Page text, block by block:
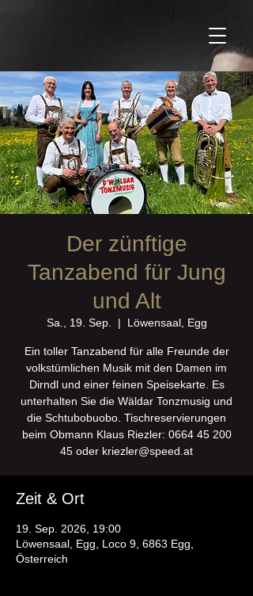
Der zünftige
Tanzabend für Jung
und Alt
Sa., 19. Sep.
  |
Löwensaal, Egg
Ein toller Tanzabend für alle Freunde der
volkstümlichen Musik mit den Damen im
Dirndl und einer feinen Speisekarte. Es
unterhalten Sie die Wäldar Tonzmusig und
die Schtubobuobo. Tischreservierungen
beim Obmann Klaus Riezler: 0664 45 200
Zeit & Ort
19. Sep. 2026, 19:00
Löwensaal, Egg, Loco 9, 6863 Egg,
Österreich